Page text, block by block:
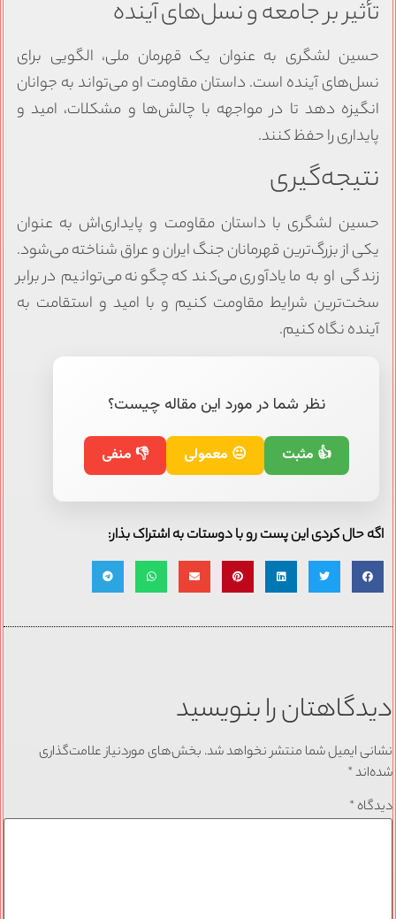
تأثیر بر جامعه و نسل‌های آینده
حسین لشگری به عنوان یک قهرمان ملی، الگویی برای
نسل‌های آینده است. داستان مقاومت او می‌تواند به جوانان
انگیزه دهد تا در مواجهه با چالش‌ها و مشکلات، امید و
پایداری را حفظ کنند.
نتیجه‌گیری
حسین لشگری با داستان مقاومت و پایداری‌اش به عنوان
یکی از بزرگ‌ترین قهرمانان جنگ ایران و عراق شناخته می‌شود.
زندگی او به ما یادآوری می‌کند که چگونه می‌توانیم در برابر
سخت‌ترین شرایط مقاومت کنیم و با امید و استقامت به
آینده نگاه کنیم.
نظر شما در مورد این مقاله چیست؟
👍 مثبت 😐 معمولی 👎 منفی
اگه حال کردی این پست رو با دوستات به اشتراک بذار:
دیدگاهتان را بنویسید
نشانی ایمیل شما منتشر نخواهد شد. بخش‌های موردنیاز علامت‌گذاری
شده‌اند*
دیدگاه *